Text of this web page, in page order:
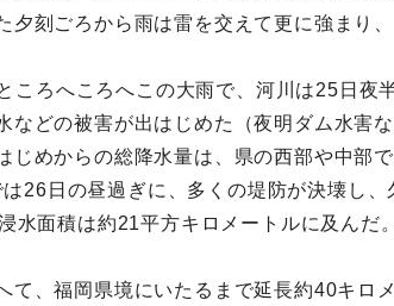
刻ごろから雨は雷を交えて更に強まり
ろへころへこの大雨で、河川は25日夜
どの被害が出はじめた（夜明ダム水害
めからの総降水量は、県の西部や中部
26日の昼過ぎに、多くの堤防が決壊し
水面積は約21平方キロメートルに及んだ
、福岡県境にいたるまで延長約40キロ